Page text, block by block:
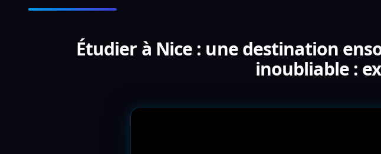
Étudier à Nice : une destination
inoubliable :